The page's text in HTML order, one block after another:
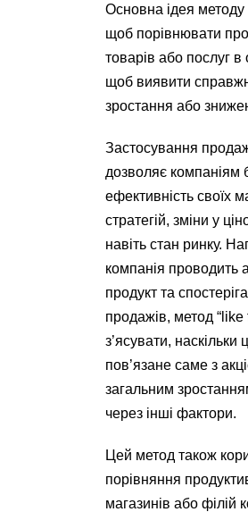
Основна ідея методу
щоб порівнювати
товарів або послуг
щоб виявити
зростання або
Застосування
дозволяє компаніям
ефективність своїх
стратегій, зміни у
навіть стан ринку.
компанія проводить
продукт та
продажів, метод “like
з’ясувати, наскільки
пов’язане саме з
загальним
через інші фактори.
Цей метод також
порівняння
магазинів або філій